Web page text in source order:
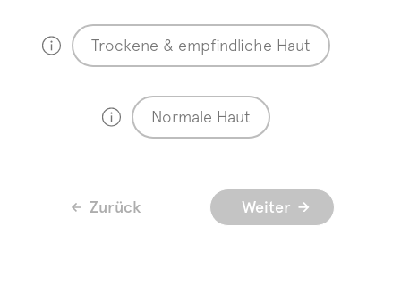
Trockene & empfindliche Haut
Normale Haut
Zurück Weiter